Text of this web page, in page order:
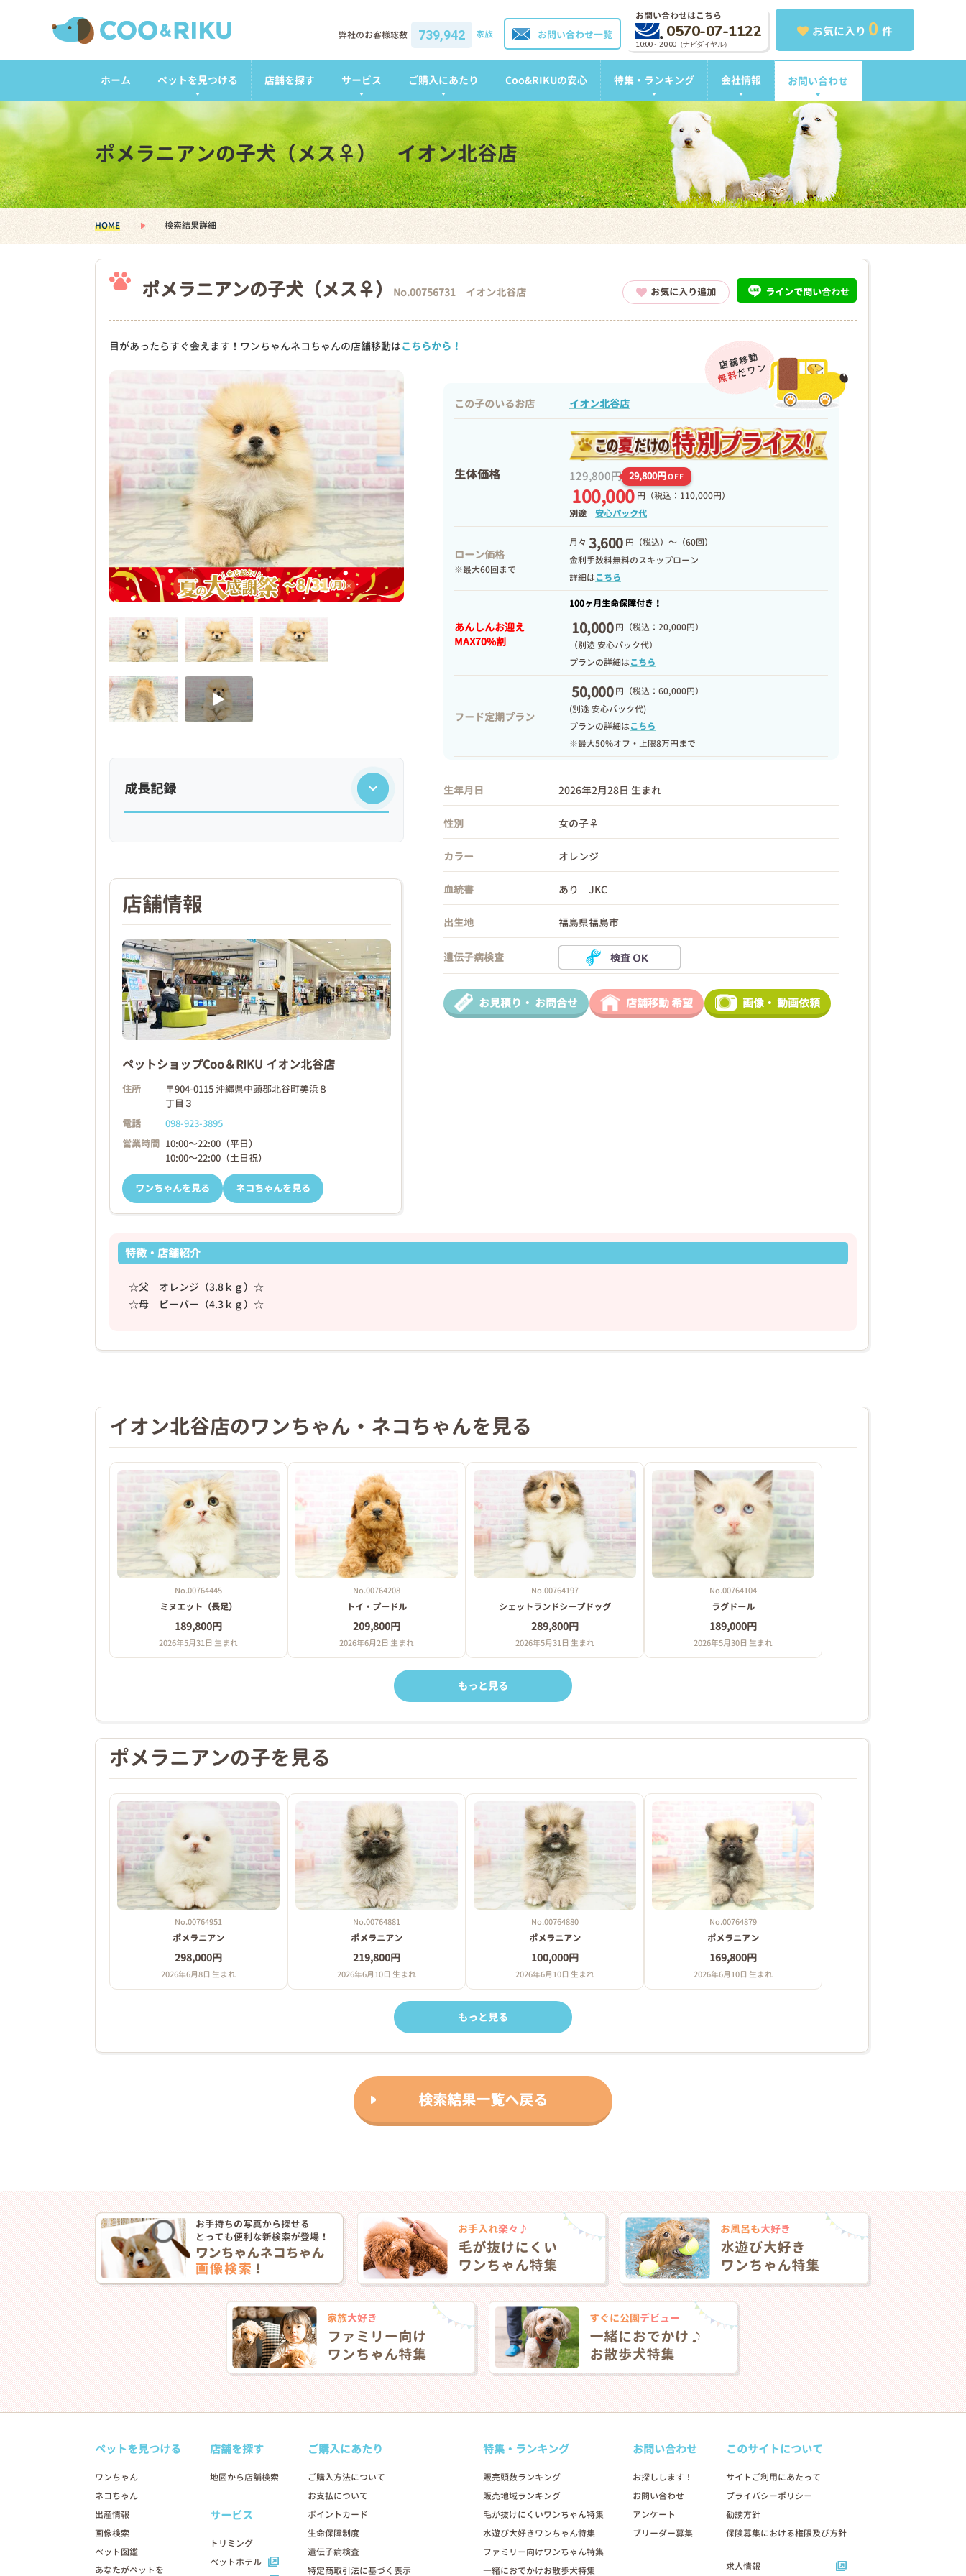
お気に入り 0 件
お問い合わせはこちら
0570-07-1122
10:00～20:00（ナビダイヤル）
お問い合わせ一覧
弊社のお客様総数 739,942 家族
ホーム ペットを見つける 店舗を探す サービス ご購入にあたり Coo&RIKUの安心 特集・ランキング 会社情報 お問い合わせ
ポメラニアンの子犬（メス♀） イオン北谷店
HOME 検索結果詳細
ポメラニアンの子犬（メス♀） No.00756731 イオン北谷店 お気に入り追加 ラインで問い合わせ
目があったらすぐ会えます！ワンちゃんネコちゃんの店舗移動はこちらから！
成長記録
2026年03月07日
❮ ❯
2026年03月07日 2026年03月07日 2026年03月07日
❮ ❯
この子のいるお店 イオン北谷店
生体価格 129,800円 29,800円OFF
100,000 円 （税込：110,000円）
別途 安心パック代
ローン価格
※最大60回まで
月々 3,600 円（税込）～（60回）
金利手数料無料のスキップローン
詳細はこちら
あんしんお迎え
MAX70%割
100ヶ月生命保障付き！
10,000 円 （税込：20,000円）
（別途 安心パック代）
プランの詳細はこちら
フード定期プラン
50,000 円 （税込：60,000円）
(別途 安心パック代)
プランの詳細はこちら
※最大50%オフ・上限8万円まで
生年月日 2026年2月28日 生まれ
性別 女の子♀
カラー オレンジ
血統書 あり JKC
出生地 福島県福島市
遺伝子病検査
お見積り・ お問合せ 店舗移動希望 画像・ 動画依頼
店舗情報
ペットショップCoo＆RIKU イオン北谷店
住所
〒904-0115 沖縄県中頭郡北谷町美浜８
丁目３
電話
098-923-3895
営業時間 10:00～22:00（平日）
10:00～22:00（土日祝）
ワンちゃんを見る ネコちゃんを見る
特徴・店舗紹介
☆父 オレンジ（3.8ｋｇ）☆
☆母 ビーバー（4.3ｋｇ）☆
イオン北谷店のワンちゃん・ネコちゃんを見る
No.00764445
ミヌエット（長足）
189,800円
2026年5月31日 生まれ
No.00764208
トイ・プードル
209,800円
2026年6月2日 生まれ
No.00764197
シェットランドシープドッグ
289,800円
2026年5月31日 生まれ
No.00764104
ラグドール
189,000円
2026年5月30日 生まれ
もっと見る
ポメラニアンの子を見る
No.00764951
ポメラニアン
298,000円
2026年6月8日 生まれ
No.00764881
ポメラニアン
219,800円
2026年6月10日 生まれ
No.00764880
ポメラニアン
100,000円
2026年6月10日 生まれ
No.00764879
ポメラニアン
169,800円
2026年6月10日 生まれ
もっと見る
検索結果一覧へ戻る
ペットを見つける
ワンちゃん
ネコちゃん
出産情報
画像検索
ペット図鑑
あなたがペットを
店舗を探す
地図から店舗検索
サービス
トリミング
ペットホテル
ご購入にあたり
ご購入方法について
お支払について
ポイントカード
生命保障制度
遺伝子病検査
特定商取引法に基づく表示
特集・ランキング
販売頭数ランキング
販売地域ランキング
毛が抜けにくいワンちゃん特集
水遊び大好きワンちゃん特集
ファミリー向けワンちゃん特集
一緒におでかけお散歩犬特集
お問い合わせ
お探しします！
お問い合わせ
アンケート
ブリーダー募集
このサイトについて
サイトご利用にあたって
プライバシーポリシー
勧誘方針
保険募集における権限及び方針
求人情報